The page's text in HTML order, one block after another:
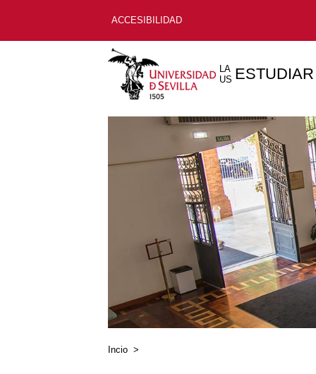
ACCESIBILIDAD
LA
US ESTUDIAR
Incio >